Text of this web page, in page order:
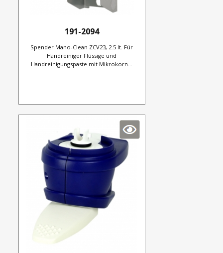
191-2094
Spender Mano-Clean ZCV23, 2.5 lt. Für
Handreiniger Flüssige und
Handreinigungspaste mit Mikrokorn...